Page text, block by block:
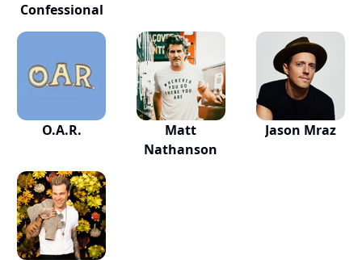
Confessional
O.A.R.
Matt
Nathanson
Jason Mraz